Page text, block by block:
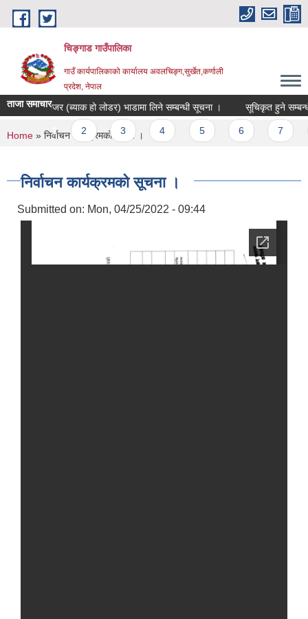
Skip to main content
चिङ्गाड गाउँपालिका
गाउँ कार्यपालिकाको कार्यालय अवलचिङ्ग,सुर्खेत,कर्णाली
प्रदेश, नेपाल
ताजा समाचार
डोजर (ब्याक हो लोडर) भाडामा लिने सम्बन्धी सूचना । सूचिकृत हुने सम्बन्धी
Pages
2 3 4
You are here
Home » निर्वाचन कार्यक्रमको सूचना ।
निर्वाचन कार्यक्रमको सूचना ।
Submitted on: Mon, 04/25/2022 - 09:44